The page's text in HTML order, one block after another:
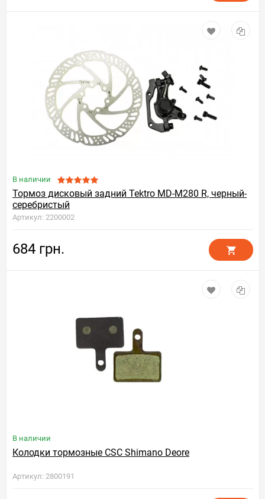
В наличии
Тормоз дисковый задний Tektro MD-M280 R, черный-
серебристый
Артикул: 2200002
684 грн.
В наличии
Колодки тормозные CSC Shimano Deore
Артикул: 2800191